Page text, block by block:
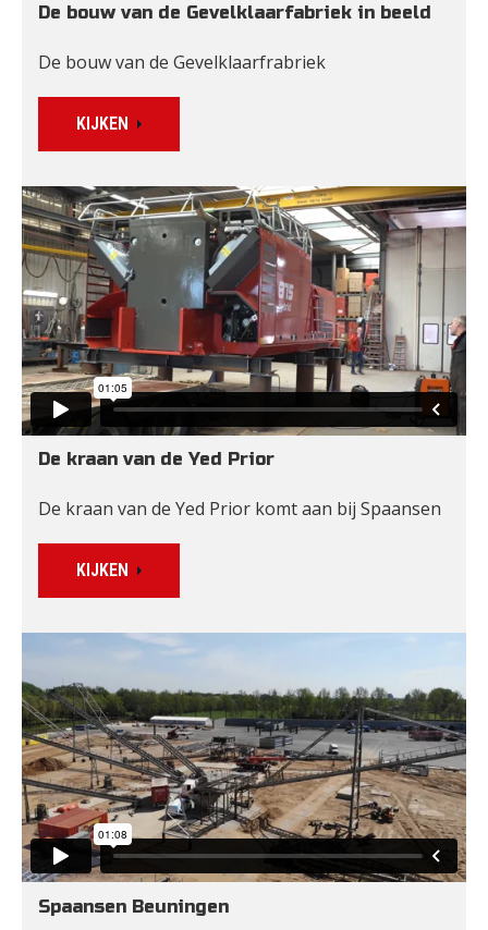
De bouw van de Gevelklaarfabriek in beeld
De bouw van de Gevelklaarfrabriek
KIJKEN
De kraan van de Yed Prior
De kraan van de Yed Prior komt aan bij Spaansen
KIJKEN
Spaansen Beuningen